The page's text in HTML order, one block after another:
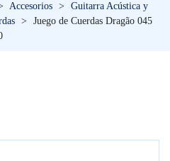
Accesorios >
Guitarra Acústica y
>
Juego de Cuerdas Dragão 045